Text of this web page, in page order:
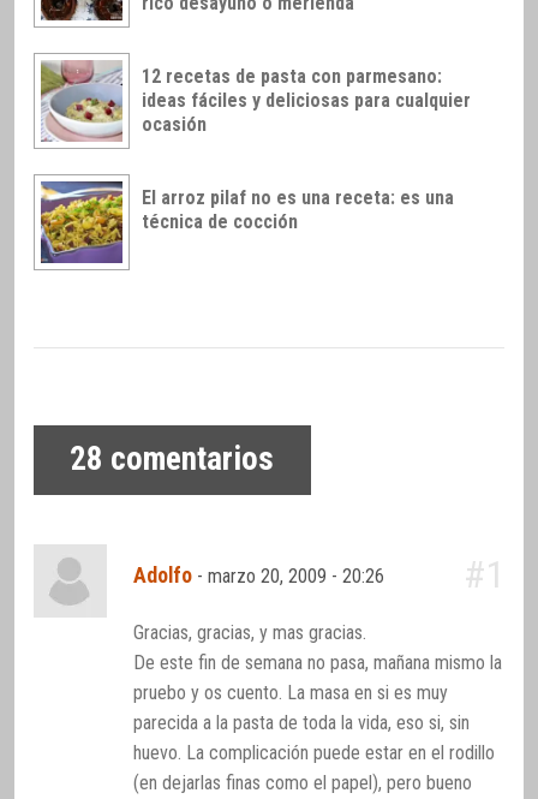
12 recetas de pasta con parmesano:
ideas fáciles y deliciosas para cualquier
ocasión
El arroz pilaf no es una receta: es una
técnica de cocción
28 comentarios
Adolfo -marzo 20, 2009 - 20:26 #1
Gracias, gracias, y mas gracias.
De este fin de semana no pasa, mañana mismo la
pruebo y os cuento. La masa en si es muy
parecida a la pasta de toda la vida, eso si, sin
huevo. La complicación puede estar en el rodillo
(en dejarlas finas como el papel), pero bueno